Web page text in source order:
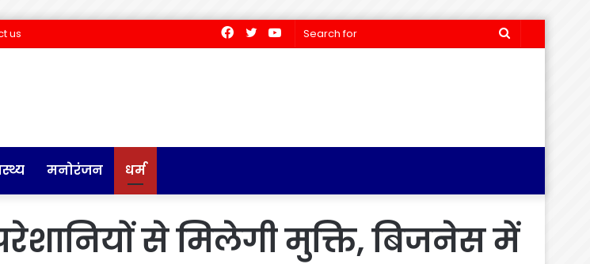
us
Search
YouTube
Twitter
Facebook
मनोरंजन धर्म
से मिलेगी मुक्ति, बिजनेस में